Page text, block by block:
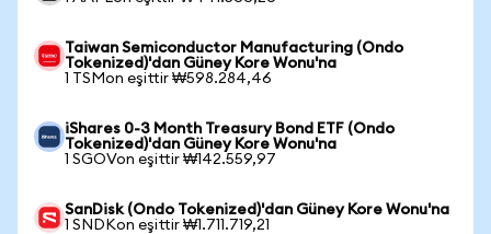
Taiwan Semiconductor Manufacturing (Ondo
Tokenized)'dan Güney Kore Wonu'na
1 TSMon eşittir ₩598.284,46
iShares 0-3 Month Treasury Bond ETF (Ondo
Tokenized)'dan Güney Kore Wonu'na
1 SGOVon eşittir ₩142.559,97
SanDisk (Ondo Tokenized)'dan Güney Kore Wonu'na
1 SNDKon eşittir ₩1.711.719,21